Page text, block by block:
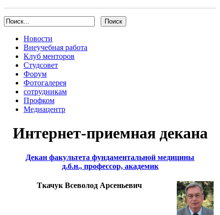
Новости
Внеучебная работа
Клуб менторов
Студсовет
Форум
Фотогалерея
сотрудникам
Профком
Медиацентр
Интернет-приемная декана
Декан факультета фундаментальной медицины
д.б.н., профессор, академик
Ткачук Всеволод Арсеньевич